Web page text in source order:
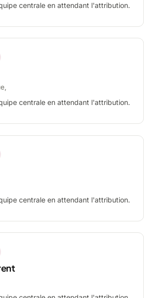
centrale en attendant l'attribution.
centrale en attendant l'attribution.
centrale en attendant l'attribution.